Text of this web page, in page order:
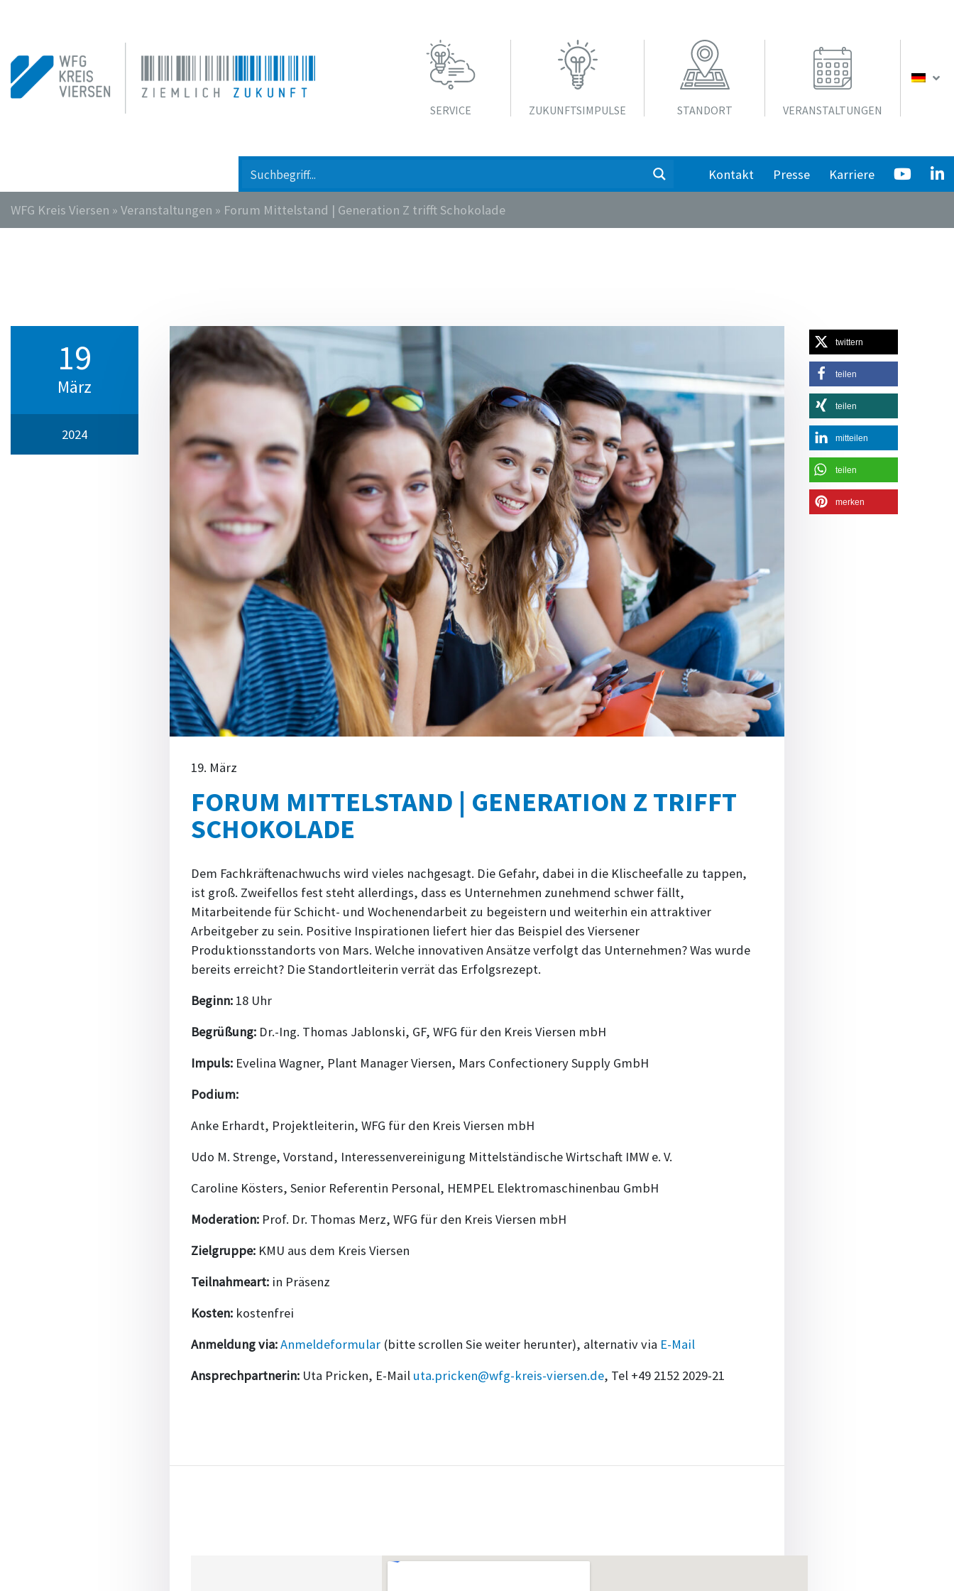
SERVICE ZUKUNFTS­IMPULSE STANDORT VERANSTALTUNGEN
Kontakt Presse Karriere
WFG Kreis Viersen » Veranstaltungen » Forum Mittelstand | Generation Z trifft Schokolade
19
März
2024
19. März
FORUM MITTELSTAND | GENERATION Z TRIFFT
SCHOKOLADE
Dem Fachkräftenachwuchs wird vieles nachgesagt. Die Gefahr, dabei in die Klischeefalle zu tappen,
ist groß. Zweifellos fest steht allerdings, dass es Unternehmen zunehmend schwer fällt,
Mitarbeitende für Schicht- und Wochenendarbeit zu begeistern und weiterhin ein attraktiver
Arbeitgeber zu sein. Positive Inspirationen liefert hier das Beispiel des Viersener
Produktionsstandorts von Mars. Welche innovativen Ansätze verfolgt das Unternehmen? Was wurde
bereits erreicht? Die Standortleiterin verrät das Erfolgsrezept.
Beginn: 18 Uhr
Begrüßung: Dr.-Ing. Thomas Jablonski, GF, WFG für den Kreis Viersen mbH
Impuls: Evelina Wagner, Plant Manager Viersen, Mars Confectionery Supply GmbH
Podium:
Anke Erhardt, Projektleiterin, WFG für den Kreis Viersen mbH
Udo M. Strenge, Vorstand, Interessenvereinigung Mittelständische Wirtschaft IMW e. V.
Caroline Kösters, Senior Referentin Personal, HEMPEL Elektromaschinenbau GmbH
Moderation: Prof. Dr. Thomas Merz, WFG für den Kreis Viersen mbH
Zielgruppe: KMU aus dem Kreis Viersen
Teilnahmeart: in Präsenz
Kosten: kostenfrei
Anmeldung via:Anmeldeformular (bitte scrollen Sie weiter herunter), alternativ via E-Mail
Ansprechpartnerin: Uta Pricken, E-Mail uta.pricken@wfg-kreis-viersen.de, Tel +49 2152 2029-21
twittern
teilen
teilen
mitteilen
teilen
merken